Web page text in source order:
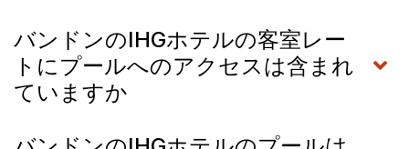
バンドンのIHGホテルの客室レー
トにプールへのアクセスは含まれ
ていますか